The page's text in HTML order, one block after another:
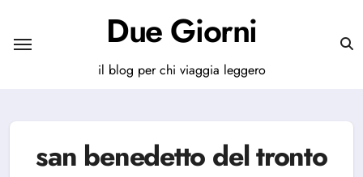
contenuto
Due Giorni
il blog per chi viaggia leggero
san benedetto del tronto